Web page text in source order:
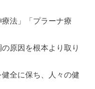
法」「プラーナ療
原因を根本より取り
全に保ち、人々の健